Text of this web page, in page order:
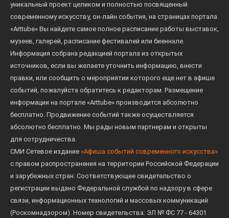
уникальный проект целиком и полностью посвященный
современному искусству, он-лайн события, на страницах портала
«Arttube» Вы найдете самое полное расписание работы выставок,
музеев, галерей, расписание фестивалей или биеннале.
Информация собрана редакцией портала из открытых
источников, если вы желаете уточнить информацию, внести
правки, или сообщить о мероприятии которого еще нет в афише
событий, пожалуйста обратитесь к редакторам. Размещение
информации на портале «Arttube» производится абсолютно
бесплатно. Продвижение событий также осуществляется
абсолютно бесплатно. Мы рады новым партнерам и открыты
для сотрудничества.
СМИ Сетевое издание «Афиша событий современного искусства»
с правом распространения на территории Российской Федерации
и зарубежных стран. Соответствующее свидетельство о
регистрации выдано Федеральной службой по надзору в сфере
связи, информационных технологий и массовых коммуникаций
(Роскомнадзором). Номер свидетельства: ЭЛ № ФС 77 - 64301